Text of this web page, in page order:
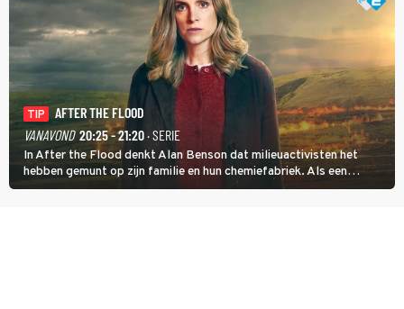
TIP
AFTER THE FLOOD
VANAVOND 20:25 - 21:20· SERIE
In After the Flood denkt Alan Benson dat milieuactivisten het
hebben gemunt op zijn familie en hun chemiefabriek. Als een
brandende boodschap in het veen de boel op scherp zet, besluit